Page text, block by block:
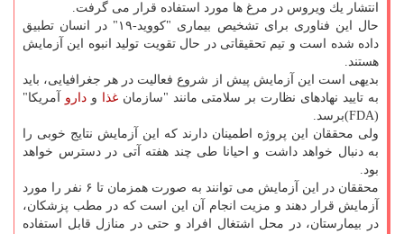
انتشار یك ویروس در مرغ ها مورد استفاده قرار می گرفت.
حال این فناوری برای تشخیص بیماری "كووید-۱۹" در انسان تطبیق
داده شده است و تیم تحقیقاتی در حال تقویت تولید انبوه این آزمایش
هستند.
بدیهی است این آزمایش پیش از شروع فعالیت در هر جغرافیایی، باید
به تایید نهادهای نظارت بر سلامتی مانند "سازمانغذا ودارو آمریكا"
(FDA)برسد.
ولی محققان این پروژه اطمینان دارند كه این آزمایش نتایج خوبی را
به دنبال خواهد داشت و احیانا طی چند هفته آتی در دسترس خواهد
بود.
محققان در این آزمایش می توانند به صورت همزمان تا ۶ نفر را مورد
آزمایش قرار دهند و مزیت انجام آن این است كه در مطب پزشكان،
در بیمارستان، در محل اشتغال افراد و حتی در منازل قابل استفاده